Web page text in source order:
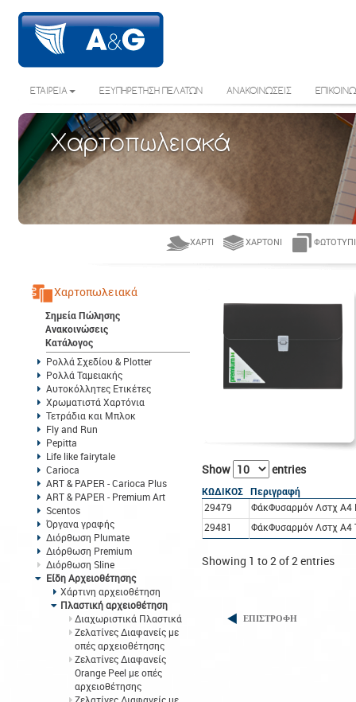
ΕΤΑΙΡΕΙΑ ΕΞΥΠΗΡΕΤΗΣΗ ΠΕΛΑΤΩΝ ΑΝΑΚΟΙΝΩΣΕΙΣ
Χαρτοπωλειακά
ΧΑΡΤΊ ΧΑΡΤΌΝΙ
Χαρτοπωλειακά
Σημεία Πώλησης
Ανακοινώσεις
Κατάλογος
Ρολλά Σχεδίου & Plotter
Ρολλά Ταμειακής
Αυτοκόλλητες Ετικέτες
Χρωματιστά Χαρτόνια
Τετράδια και Μπλοκ
Fly and Run
Pepitta
Life like fairytale
Carioca
ART & PAPER - Carioca Plus
ART & PAPER - Premium Art
Scentos
Όργανα γραφής
Διόρθωση Plumate
Διόρθωση Premium
Διόρθωση Sline
Είδη Αρχειοθέτησης
Χάρτινη αρχειοθέτηση
Πλαστική αρχειοθέτηση
Διαχωριστικά Πλαστικά
Ζελατίνες Διαφανείς με
οπές αρχειοθέτησης
Ζελατίνες Διαφανείς
Orange Peel με οπές
αρχειοθέτησης
Show entries
ΚΩΔΙΚΟΣ Περιγραφή
29479
ΦάκΦυσαρμόν Λστχ
29481
ΦάκΦυσαρμόν Λστχ A4
Showing 1 to 2 of 2 entries
ΕΠΙΣΤΡΟΦΗ